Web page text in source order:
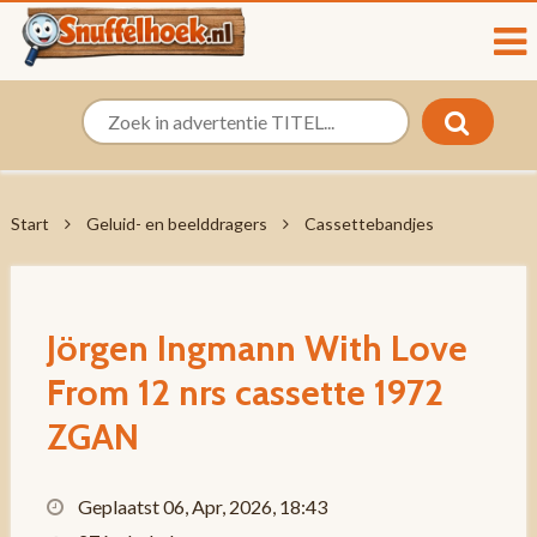
Start Geluid- en beelddragers Cassettebandjes
Jörgen Ingmann With Love
From 12 nrs cassette 1972
ZGAN
Geplaatst 06, Apr, 2026, 18:43